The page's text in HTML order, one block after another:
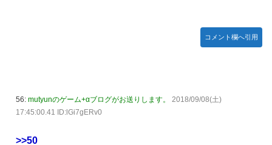
コメント欄へ引用
56: mutyunのゲーム+αブログがお送りします。
2018/09/08(土)
17:45:00.41 ID:lGi7gERv0
>>50